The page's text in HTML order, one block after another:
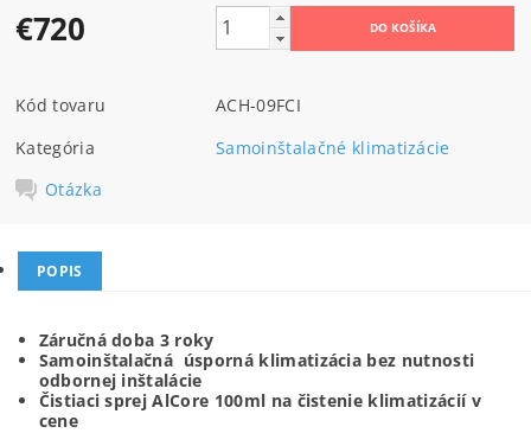
€720
Kód tovaru
ACH-09FCI
Kategória
Samoinštalačné klimatizácie
Otázka
POPIS
Záručná doba 3 roky
Samoinštalačná úsporná klimatizácia bez nutnosti
odbornej inštalácie
Čistiaci sprej AlCore 100ml na čistenie klimatizácií v
cene